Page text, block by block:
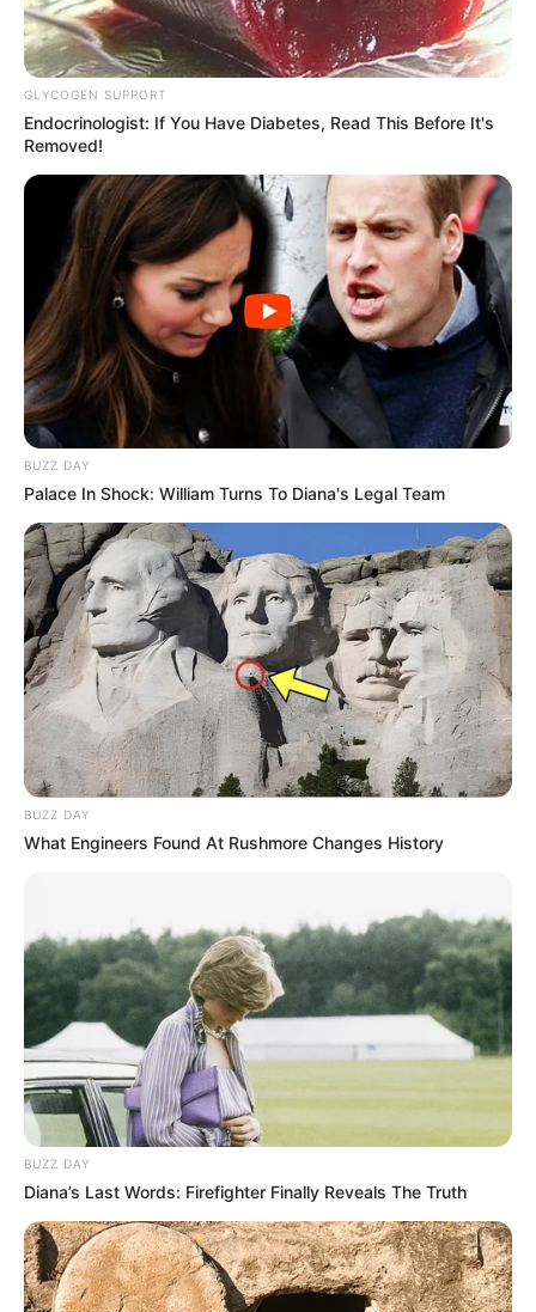
GLYCOGEN SUPPORT
Endocrinologist: If You Have Diabetes, Read This Before It's
Removed!
BUZZ DAY
Palace In Shock: William Turns To Diana's Legal Team
BUZZ DAY
What Engineers Found At Rushmore Changes History
BUZZ DAY
Diana’s Last Words: Firefighter Finally Reveals The Truth